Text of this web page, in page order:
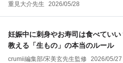
重見大介先生 2026/05/28
妊娠中に刺身やお寿司は食べてい
教える「生もの」の本当のルール
crumii編集部/宋美玄先生監修 2026/05/27